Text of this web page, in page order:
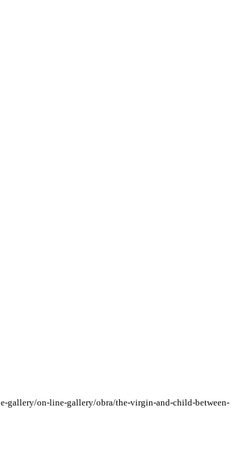
gallery/on-line-gallery/obra/the-virgin-and-child-between-